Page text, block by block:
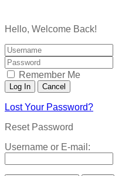
Hello, Welcome Back!
Remember Me
Lost Your Password?
Reset Password
Username or E-mail: